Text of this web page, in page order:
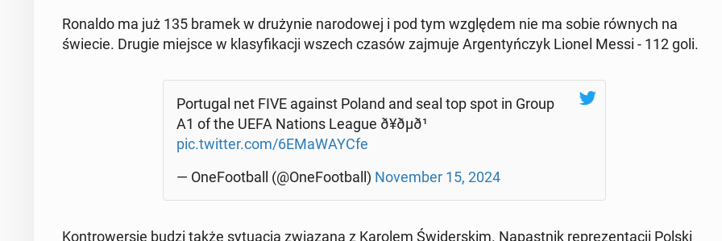
Ronaldo ma już 135 bramek w dru­ży­nie na­ro­do­wej i pod tym wzglę­dem nie ma sobie równych na
świecie. Drugie miejsce w kla­sy­fi­ka­cji wszech czasów zajmuje Ar­gen­tyń­czyk Lionel Messi - 112 goli.
Por­tu­gal net FIVE against Poland and seal top spot in Group
A1 of the UEFA Nations League ð¥ðµð¹
pic.twitter.com/6EMa­WAYC­fe
— One­Fo­ot­ball (@One­Fo­ot­ball) No­vem­ber 15, 2024
Kon­tro­wer­sje budzi także sy­tu­acja zwią­za­na z Karolem Świ­der­skim. Na­past­nik re­pre­zen­ta­cji Polski